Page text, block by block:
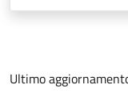
Ultimo